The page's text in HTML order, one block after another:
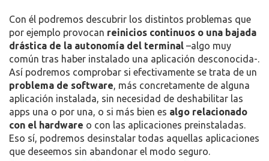
Con él podremos descubrir los distintos problemas que
por ejemplo provocan reinicios continuos o una bajada
drástica de la autonomía del terminal –algo muy
común tras haber instalado una aplicación desconocida-.
Así podremos comprobar si efectivamente se trata de un
problema de software , más concretamente de alguna
aplicación instalada, sin necesidad de deshabilitar las
apps una o por una, o si más bien es algo relacionado
con el hardware o con las aplicaciones preinstaladas.
Eso sí, podremos desinstalar todas aquellas aplicaciones
que deseemos sin abandonar el modo seguro.